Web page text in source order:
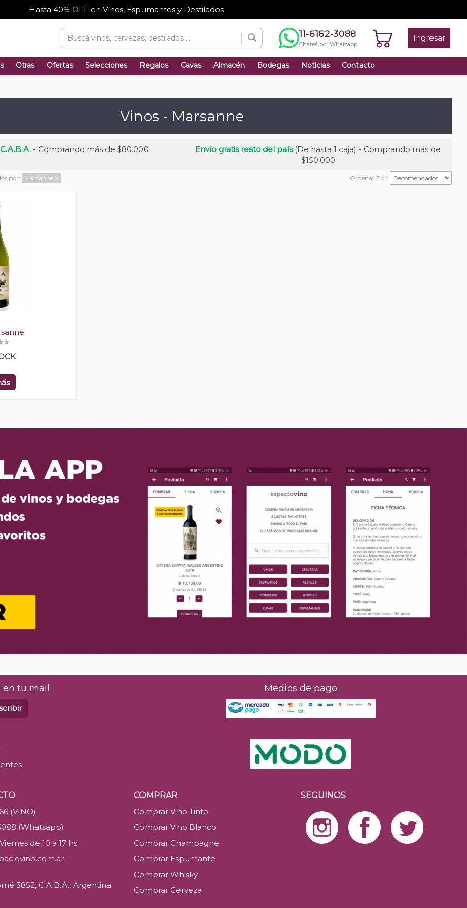
Hasta 40% OFF en Vinos, Espumantes y Destilados
11-6162-3088
Chateá por Whatsapp
Ingresar
Otras Ofertas Selecciones Regalos Cavas Almacén Bodegas Noticias Contacto
Vinos - Marsanne
- Comprando más de $80.000 Envío gratis resto del país(De hasta 1 caja) - Comprando más de
$150.000
por: Marsanne X Ordenar Por:
tu mail Medios de pago
(VINO)
(Whatsapp)
de 10 a 17 hs.
3852, C.A.B.A., Argentina
COMPRAR
Comprar Vino Tinto
Comprar Vino Blanco
Comprar Champagne
Comprar Espumante
Comprar Whisky
Comprar Cerveza
SEGUINOS